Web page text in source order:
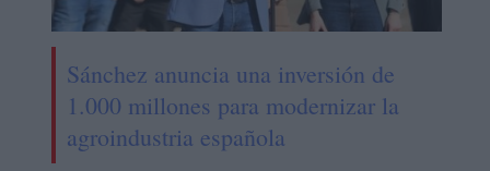
Sánchez anuncia una inversión de
1.000 millones para modernizar la
agroindustria española